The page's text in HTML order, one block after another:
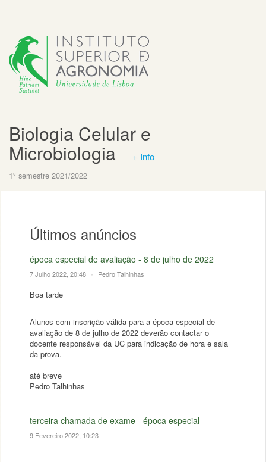
Biologia Celular e
Microbiologia + Info
1º semestre 2021/2022
Últimos anúncios
época especial de avaliação - 8 de julho de 2022
7 Julho 2022, 20:48 • Pedro Talhinhas
Boa tarde
Alunos com inscrição válida para a época especial de
avaliação de 8 de julho de 2022 deverão contactar o
docente responsável da UC para indicação de hora e sala
da prova.
até breve
Pedro Talhinhas
terceira chamada de exame - época especial
9 Fevereiro 2022, 10:23